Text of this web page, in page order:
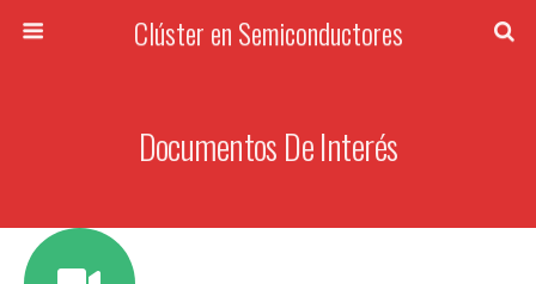
Clúster en Semiconductores
Documentos De Interés